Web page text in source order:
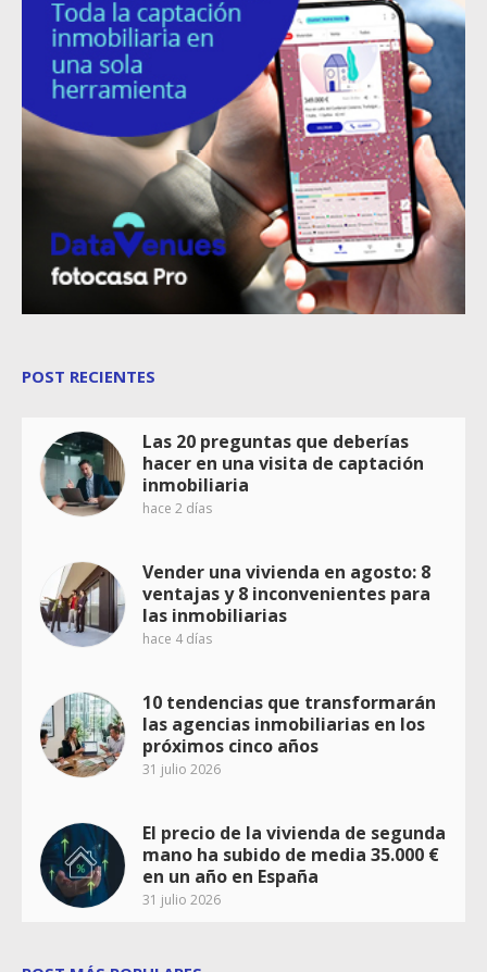
POST RECIENTES
Las 20 preguntas que deberías
hacer en una visita de captación
inmobiliaria
hace 2 días
Vender una vivienda en agosto: 8
ventajas y 8 inconvenientes para
las inmobiliarias
hace 4 días
10 tendencias que transformarán
las agencias inmobiliarias en los
próximos cinco años
31 julio 2026
El precio de la vivienda de segunda
mano ha subido de media 35.000 €
en un año en España
31 julio 2026